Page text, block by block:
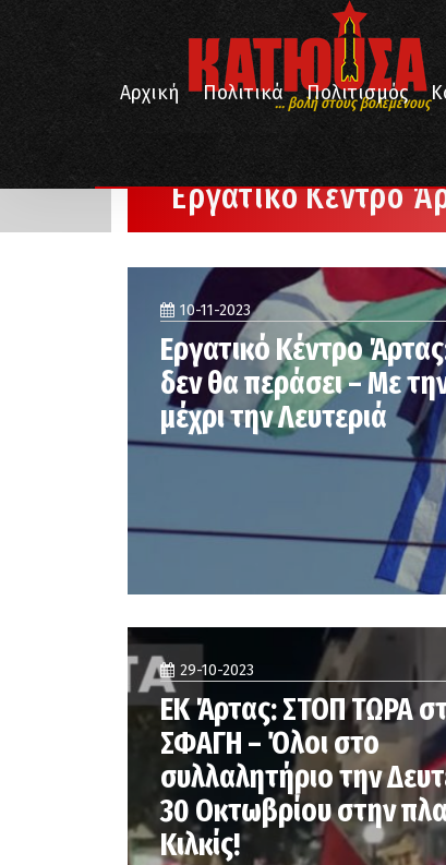
... βολή στους βολεμένους
Αρχική
Πολιτικά Πολιτισμός
Εργατικό Κέντρο Άρτας
Εργατικό Κέντρο
10-11-2023
Εργατικό Κέντρο
δεν θα περάσει – Με
μέχρι την Λευτεριά
29-10-2023
ΕΚ Άρτας: ΣΤΟΠ ΤΩΡΑ
ΣΦΑΓΗ – Όλοι στο
συλλαλητήριο την
30 Οκτωβρίου στην
Κιλκίς!